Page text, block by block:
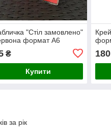
"Стіл замовлено"
формат А6
₴
Купити
180
за рік